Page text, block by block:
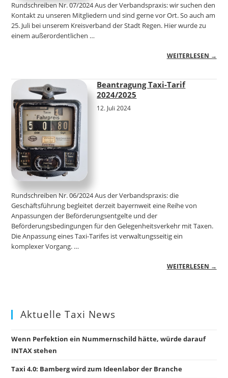
Rundschreiben Nr. 07/2024 Aus der Verbandspraxis: wir suchen den
Kontakt zu unseren Mitgliedern und sind gerne vor Ort. So auch am
25. Juli bei unserem Kreisverband der Stadt Regen. Hier wurde zu
einem außerordentlichen …
WEITERLESEN →
Beantragung Taxi-Tarif
2024/2025
12. Juli 2024
Rundschreiben Nr. 06/2024 Aus der Verbandspraxis: die
Geschäftsführung begleitet derzeit bayernweit eine Reihe von
Anpassungen der Beförderungsentgelte und der
Beförderungsbedingungen für den Gelegenheitsverkehr mit Taxen.
Die Anpassung eines Taxi-Tarifes ist verwaltungsseitig ein
komplexer Vorgang. …
WEITERLESEN →
Aktuelle Taxi News
Wenn Perfektion ein Nummernschild hätte, würde darauf
INTAX stehen
Taxi 4.0: Bamberg wird zum Ideenlabor der Branche